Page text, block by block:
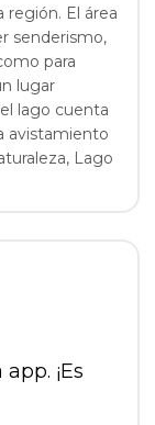
región. El área
senderismo,
para
lugar
lago cuenta
avistamiento
Lago
¡Es